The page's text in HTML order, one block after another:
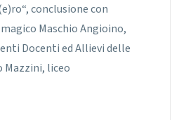
conclusione con
Maschio Angioino,
Docenti ed Allievi delle
Mazzini, liceo